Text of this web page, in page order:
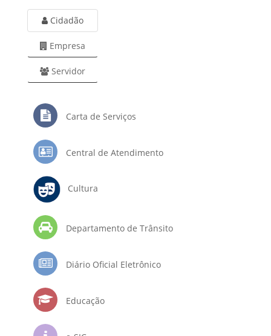
Cidadão
Empresa
Servidor
Carta de Serviços
Central de Atendimento
Cultura
Departamento de Trânsito
Diário Oficial Eletrônico
Educação